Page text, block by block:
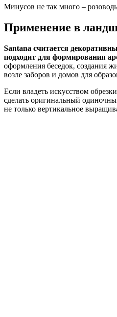
Минусов не так много –
Применение в
Santana считается
подходит для формирования
оформления беседок, создания
возле заборов и домов для
Если владеть искусством
сделать оригинальный
не только вертикальное